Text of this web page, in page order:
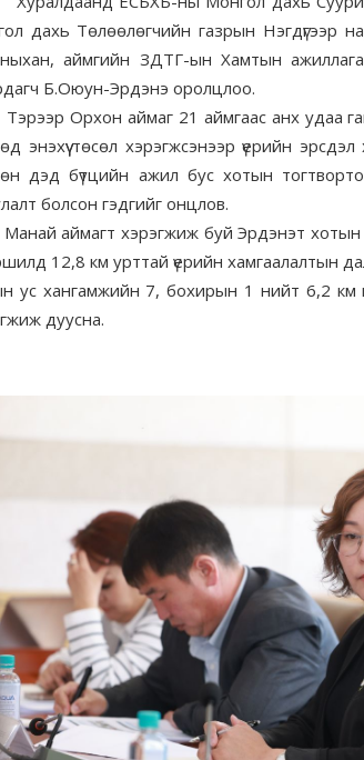
дахь Төлөөлөгчийн газрын Нэгдүгээр
аймгийн ЗДТГ-ын Хамтын
Б.Оюун-Эрдэнэ оролцлоо.
Орхон аймаг 21 аймгаас анх удаа
энэхүү төсөл хэрэгжсэнээр үерийн
дэд бүтцийн ажил бус хотын
болсон гэдгийг онцлов.
аймагт хэрэгжиж буй Эрдэнэт хотын
12,8 км урттай үерийн хамгаалалтын
ус хангамжийн 7, бохирын 1 нийт 6,2 км
дуусна.